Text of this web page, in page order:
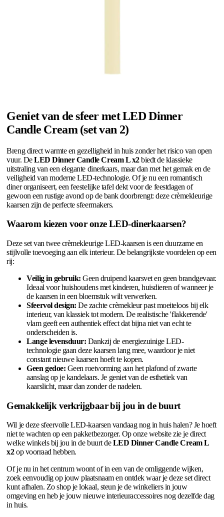
Geniet van de sfeer met LED Dinner
Candle Cream (set van 2)
Breng direct warmte en gezelligheid in huis zonder het risico van open
vuur. DeLED Dinner Candle Cream L x2biedt de klassieke
uitstraling van een elegante dinerkaars, maar dan met het gemak en de
veiligheid van moderne LED-technologie. Of je nu een romantisch
diner organiseert, een feestelijke tafel dekt voor de feestdagen of
gewoon een rustige avond op de bank doorbrengt: deze crèmekleurige
kaarsen zijn de perfecte sfeermakers.
Waarom kiezen voor onze LED-dinerkaarsen?
Deze set van twee crèmekleurige LED-kaarsen is een duurzame en
stijlvolle toevoeging aan elk interieur. De belangrijkste voordelen op een
rij:
Veilig in gebruik: Geen druipend kaarsvet en geen brandgevaar.
Ideaal voor huishoudens met kinderen, huisdieren of wanneer je
de kaarsen in een bloemstuk wilt verwerken.
Sfeervol design: De zachte crèmekleur past moeiteloos bij elk
interieur, van klassiek tot modern. De realistische 'flakkerende'
vlam geeft een authentiek effect dat bijna niet van echt te
onderscheiden is.
Lange levensduur: Dankzij de energiezuinige LED-
technologie gaan deze kaarsen lang mee, waardoor je niet
constant nieuwe kaarsen hoeft te kopen.
Geen gedoe: Geen roetvorming aan het plafond of zwarte
aanslag op je kandelaars. Je geniet van de esthetiek van
kaarslicht, maar dan zonder de nadelen.
Gemakkelijk verkrijgbaar bij jou in de buurt
Wil je deze sfeervolle LED-kaarsen vandaag nog in huis halen? Je hoeft
niet te wachten op een pakketbezorger. Op onze website zie je direct
welke winkels bij jou in de buurt deLED Dinner Candle Cream L
x2op voorraad hebben.
Of je nu in het centrum woont of in een van de omliggende wijken,
zoek eenvoudig op jouw plaatsnaam en ontdek waar je deze set direct
kunt afhalen. Zo shop je lokaal, steun je de winkeliers in jouw
omgeving en heb je jouw nieuwe interieuraccessoires nog dezelfde dag
in huis.